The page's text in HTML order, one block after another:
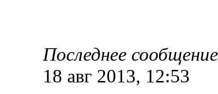
Последнее
18 авг 2013, 12:53